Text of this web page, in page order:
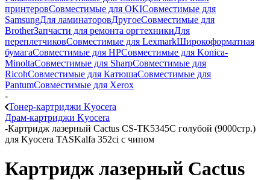
принтеровСовместимые для OKIСовместимые для
SamsungДля ламинаторовДругоеСовместимые для
BrotherЗапчасти для ремонта оргтехникиДля
переплетчиковСовместимые для LexmarkШирокоформатная
бумагаСовместимые для HPСовместимые для Konica-
MinoltaСовместимые для SharpСовместимые для
RicohСовместимые для КатюшаСовместимые для
PantumСовместимые для Xerox
-
Тонер-картриджи Kyocera
Драм-картриджи Kyocera
-Картридж лазерный Cactus CS-TK5345С голубой (9000стр.)
для Kyocera TASKalfa 352ci с чипом
Картридж лазерный Cactus